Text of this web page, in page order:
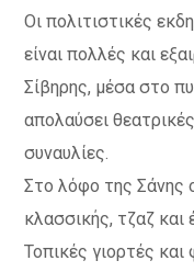
Οι πολιτιστικές
είναι πολλές και
Σίβηρης, μέσα στο
απολαύσει
συναυλίες.
Στο λόφο της Σάνης
κλασσικής, τζαζ και
Τοπικές γιορτές